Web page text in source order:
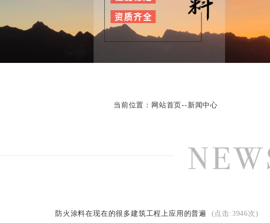
当前位置： 网站首页--新闻中心
防火涂料在现在的很多建筑工程上应用的普遍 (点击:3946次)